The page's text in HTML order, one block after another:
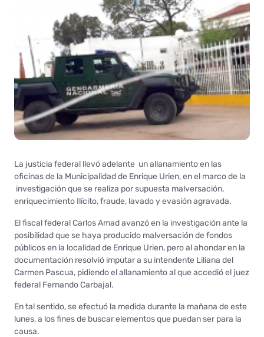
La justicia federal llevó adelante un allanamiento en las
oficinas de la Municipalidad de Enrique Urien, en el marco de la
investigación que se realiza por supuesta malversación,
enriquecimiento Ilícito, fraude, lavado y evasión agravada.
El fiscal federal Carlos Amad avanzó en la investigación ante la
posibilidad que se haya producido malversación de fondos
públicos en la localidad de Enrique Urien, pero al ahondar en la
documentación resolvió imputar a su intendente Liliana del
Carmen Pascua, pidiendo el allanamiento al que accedió el juez
federal Fernando Carbajal.
En tal sentido, se efectuó la medida durante la mañana de este
lunes, a los fines de buscar elementos que puedan ser para la
causa.